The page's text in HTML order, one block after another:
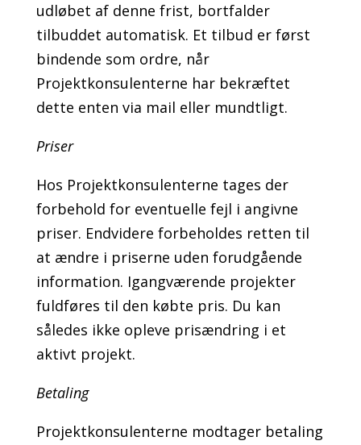
udløbet af denne frist, bortfalder
tilbuddet automatisk. Et tilbud er først
bindende som ordre, når
Projektkonsulenterne har bekræftet
dette enten via mail eller mundtligt.
Priser
Hos Projektkonsulenterne tages der
forbehold for eventuelle fejl i angivne
priser. Endvidere forbeholdes retten til
at ændre i priserne uden forudgående
information. Igangværende projekter
fuldføres til den købte pris. Du kan
således ikke opleve prisændring i et
aktivt projekt.
Betaling
Projektkonsulenterne modtager betaling